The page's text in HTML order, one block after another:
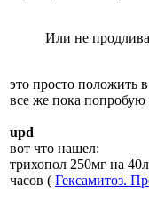
Или не
это просто положить
все же пока попробую
upd
вот что нашел:
трихопол 250мг на
часов ( Гексамитоз.